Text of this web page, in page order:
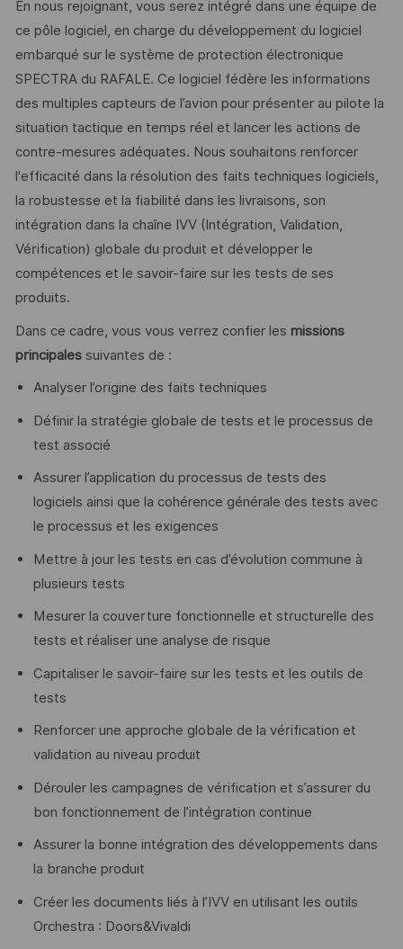
En nous rejoignant, vous serez intégré dans une équipe de
ce pôle logiciel, en charge du développement du logiciel
embarqué sur le système de protection électronique
SPECTRA du RAFALE. Ce logiciel fédère les informations
des multiples capteurs de l’avion pour présenter au pilote la
situation tactique en temps réel et lancer les actions de
contre-mesures adéquates. Nous souhaitons renforcer
l'efficacité dans la résolution des faits techniques logiciels,
la robustesse et la fiabilité dans les livraisons, son
intégration dans la chaîne IVV (Intégration, Validation,
Vérification) globale du produit et développer le
compétences et le savoir-faire sur les tests de ses
produits.
Dans ce cadre, vous vous verrez confier les missions
principales suivantes de :
Analyser l’origine des faits techniques
Définir la stratégie globale de tests et le processus de
test associé
Assurer l’application du processus de tests des
logiciels ainsi que la cohérence générale des tests avec
le processus et les exigences
Mettre à jour les tests en cas d’évolution commune à
plusieurs tests
Mesurer la couverture fonctionnelle et structurelle des
tests et réaliser une analyse de risque
Capitaliser le savoir-faire sur les tests et les outils de
tests
Renforcer une approche globale de la vérification et
validation au niveau produit
Dérouler les campagnes de vérification et s’assurer du
bon fonctionnement de l’intégration continue
Assurer la bonne intégration des développements dans
la branche produit
Créer les documents liés à l’IVV en utilisant les outils
Orchestra : Doors&Vivaldi